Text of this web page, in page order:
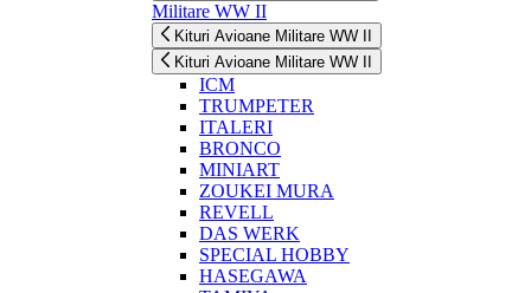
Militare WW II
Kituri Avioane Militare WW II
Kituri Avioane Militare WW II
ICM
TRUMPETER
ITALERI
BRONCO
MINIART
ZOUKEI MURA
REVELL
DAS WERK
SPECIAL HOBBY
HASEGAWA